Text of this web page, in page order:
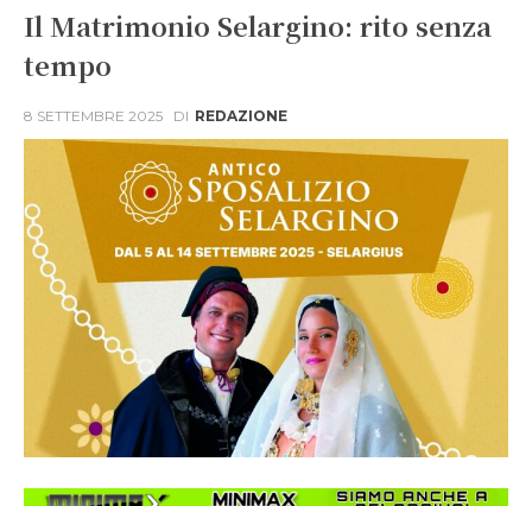
Il Matrimonio Selargino: rito senza
tempo
8 SETTEMBRE 2025 DI REDAZIONE